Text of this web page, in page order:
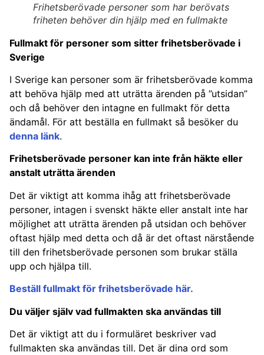
Frihetsberövade personer som har berövats
friheten behöver din hjälp med en fullmakte
Fullmakt för personer som sitter frihetsberövade i
Sverige
I Sverige kan personer som är frihetsberövade komma
att behöva hjälp med att uträtta ärenden på ”utsidan”
och då behöver den intagne en fullmakt för detta
ändamål. För att beställa en fullmakt så besöker du
denna länk.
Frihetsberövade personer kan inte från häkte eller
anstalt uträtta ärenden
Det är viktigt att komma ihåg att frihetsberövade
personer, intagen i svenskt häkte eller anstalt inte har
möjlighet att uträtta ärenden på utsidan och behöver
oftast hjälp med detta och då är det oftast närstående
till den frihetsberövade personen som brukar ställa
upp och hjälpa till.
Beställ fullmakt för frihetsberövade här.
Du väljer själv vad fullmakten ska användas till
Det är viktigt att du i formuläret beskriver vad
fullmakten ska användas till. Det är dina ord som